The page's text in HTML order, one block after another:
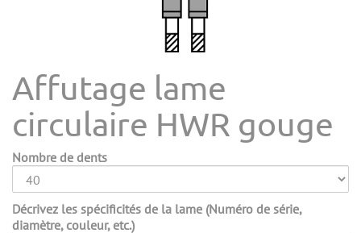
Affutage lame
circulaire HWR gouge
Nombre de dents
Décrivez les spécificités de la lame (Numéro de série,
diamètre, couleur, etc.)